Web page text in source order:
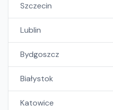
Szczecin
Lublin
Bydgoszcz
Białystok
Katowice